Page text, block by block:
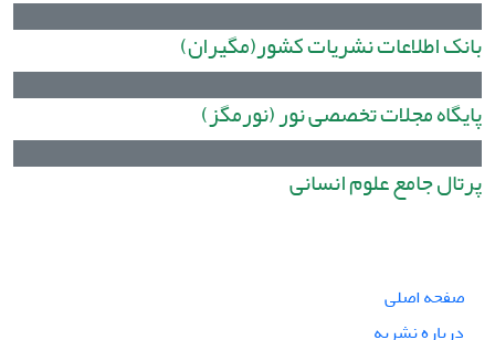
بانک اطلاعات نشریات کشور(مگیران)
پایگاه مجلات تخصصی نور (نورمگز)
پرتال جامع علوم انسانی
صفحه اصلی
درباره نشریه